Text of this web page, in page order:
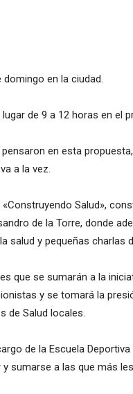
en la ciudad.
de 9 a 12 horas en el
en esta
a la vez.
Salud»,
de la Torre, donde
salud y pequeñas charlas
que se sumarán a la
y se tomará la
de Salud locales.
de la Escuela
sumarse a las que más